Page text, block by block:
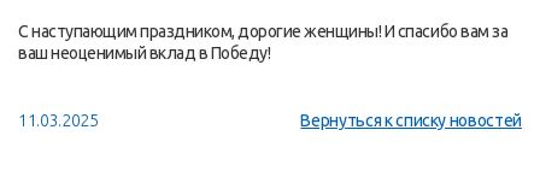
С наступающим праздником, дорогие женщины! И спасибо вам за
ваш неоценимый вклад в Победу!
11.03.2025 Вернуться к списку новостей